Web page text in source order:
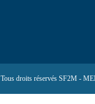
droits réservés SF2M -